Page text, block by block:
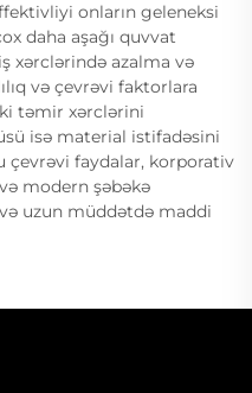
onların geleneksi
daha aşağı quvvat
xərclərində azalma və
və çevrəvi faktorlara
təmir xərclərini
isə material istifadəsini
çevrəvi faydalar, korporativ
modern şəbəkə
uzun müddətdə maddi